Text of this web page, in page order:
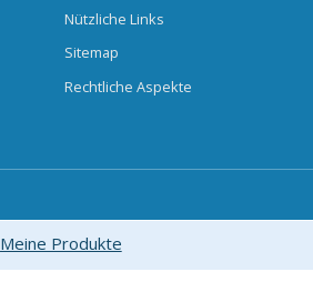
Nützliche Links
Sitemap
Rechtliche Aspekte
Meine Produkte